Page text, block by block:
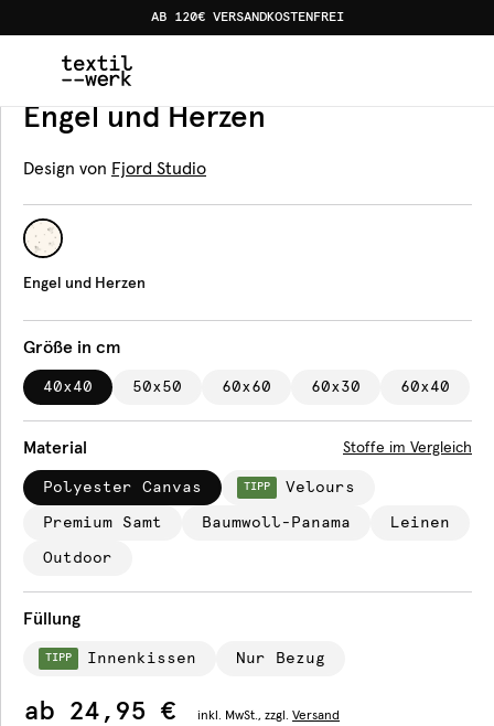
AB 120€ VERSANDKOSTENFREI
Produkte Kissen Engel und Herzen
Kissen
Engel und Herzen
Design von Fjord Studio
Engel und Herzen
Größe in cm
40x40 50x50 60x60 60x30 60x40
Material Stoffe im Vergleich
Polyester Canvas TIPP Velours
Premium Samt Baumwoll-Panama Leinen
Outdoor
Füllung
TIPP Innenkissen Nur Bezug
ab 24,95 € inkl. MwSt., zzgl. Versand